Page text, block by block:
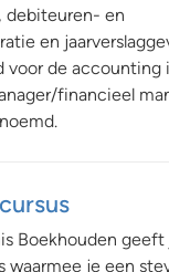
debiteuren- en
en
voor de accounting
financieel
Boekhouden
waarmee je een